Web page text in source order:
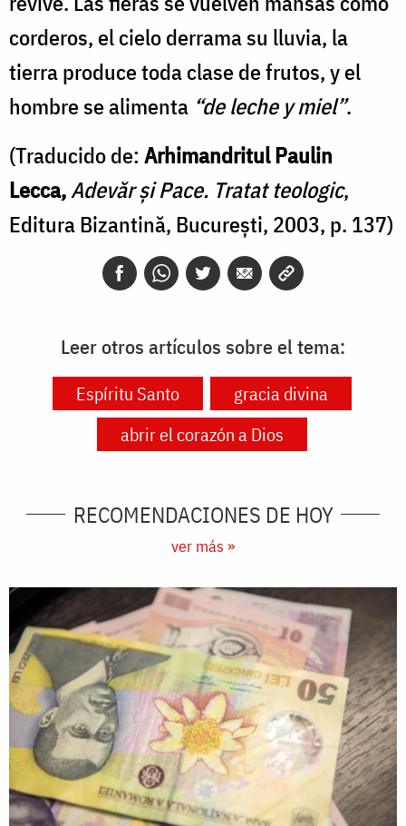
corderos, el cielo derrama su lluvia, la
tierra produce toda clase de frutos, y el
hombre se alimenta “de leche y miel”.
(Traducido de: Arhimandritul Paulin
Lecca,Adevăr și Pace. Tratat teologic,
Editura Bizantină, București, 2003, p. 137)
Leer otros artículos sobre el tema:
Espíritu Santo
gracia divina
abrir el corazón a Dios
RECOMENDACIONES DE HOY
ver más »